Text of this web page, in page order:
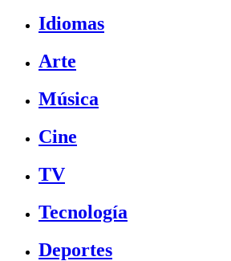
Idiomas
Arte
Música
Cine
TV
Tecnología
Deportes